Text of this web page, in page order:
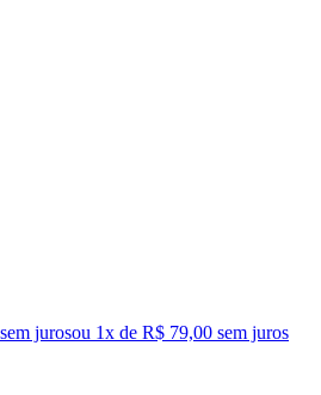
jurosou 1x de R$ 79,00 sem juros